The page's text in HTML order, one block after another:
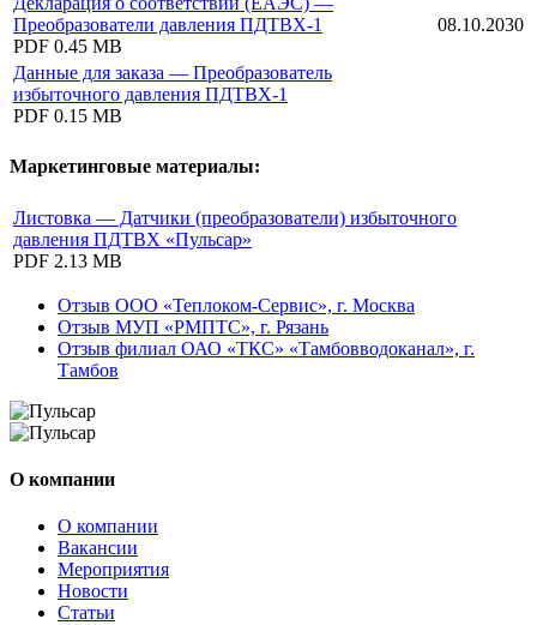
Преобразователи давления ПДТВХ-1
PDF 0.45 MB
08.10.2030
Данные для заказа — Преобразователь
избыточного давления ПДТВХ-1
PDF 0.15 MB
Маркетинговые материалы:
Листовка — Датчики (преобразователи) избыточного
давления ПДТВХ «Пульсар»
PDF 2.13 MB
Отзыв ООО «Теплоком-Сервис», г. Москва
Отзыв МУП «РМПТС», г. Рязань
Отзыв филиал ОАО «ТКС» «Тамбовводоканал», г.
Тамбов
О компании
О компании
Вакансии
Мероприятия
Новости
Статьи